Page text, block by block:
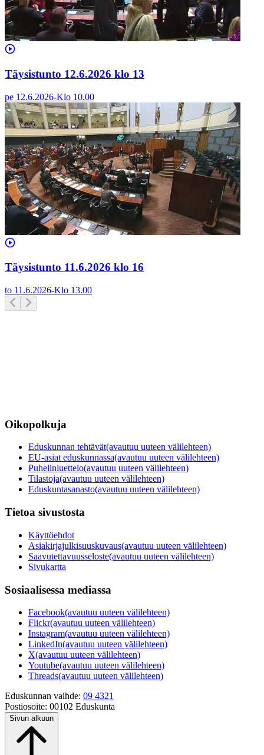
Täysistunto 12.6.2026 klo 13
pe 12.6.2026-Klo 10.00
Täysistunto 11.6.2026 klo 16
to 11.6.2026-Klo 13.00
Oikopolkuja
Eduskunnan tehtävät(avautuu uuteen välilehteen)
EU-asiat eduskunnassa(avautuu uuteen välilehteen)
Puhelinluettelo(avautuu uuteen välilehteen)
Tilastoja(avautuu uuteen välilehteen)
Eduskuntasanasto(avautuu uuteen välilehteen)
Tietoa sivustosta
Käyttöehdot
Asiakirjajulkisuuskuvaus(avautuu uuteen välilehteen)
Saavutettavuusseloste(avautuu uuteen välilehteen)
Sivukartta
Sosiaalisessa mediassa
Facebook(avautuu uuteen välilehteen)
Flickr(avautuu uuteen välilehteen)
Instagram(avautuu uuteen välilehteen)
LinkedIn(avautuu uuteen välilehteen)
X(avautuu uuteen välilehteen)
Youtube(avautuu uuteen välilehteen)
Threads(avautuu uuteen välilehteen)
Eduskunnan vaihde: 09 4321
Postiosoite: 00102 Eduskunta
Sivun alkuun